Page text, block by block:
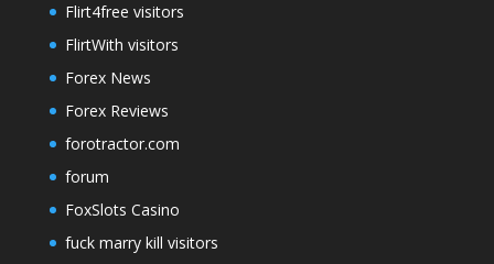
Flirt4free visitors
FlirtWith visitors
Forex News
Forex Reviews
forotractor.com
forum
FoxSlots Casino
fuck marry kill visitors